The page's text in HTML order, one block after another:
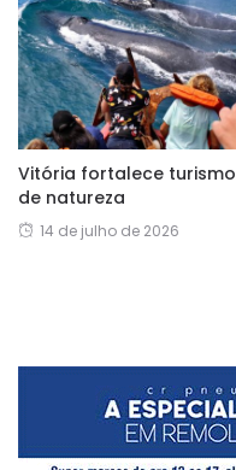
Vitória fortalece turismo
de natureza
14 de julho de 2026